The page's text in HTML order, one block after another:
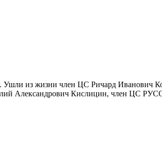
Ушли из жизни член ЦС Ричард Иванович
Александрович Кислицин, член ЦС